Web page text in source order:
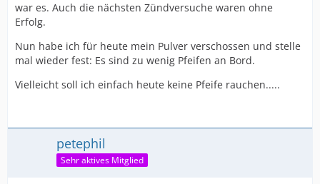
war es. Auch die nächsten Zündversuche waren ohne
Erfolg.
Nun habe ich für heute mein Pulver verschossen und stelle
mal wieder fest: Es sind zu wenig Pfeifen an Bord.
Vielleicht soll ich einfach heute keine Pfeife rauchen.....
petephil
Sehr aktives Mitglied